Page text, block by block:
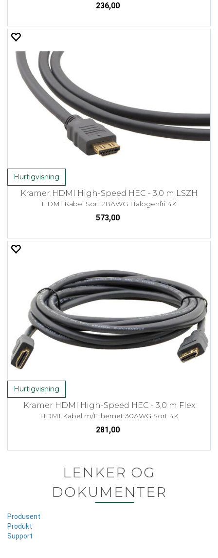
236,00
Hurtigvisning
Kramer HDMI High-Speed HEC - 3,0 m LSZH
HDMI Kabel Sort 28AWG Halogenfri 4K
573,00
Hurtigvisning
Kramer HDMI High-Speed HEC - 3,0 m Flex
HDMI Kabel m/Ethernet 30AWG Sort 4K
281,00
LENKER OG
DOKUMENTER
Produsent
Produkt
Support